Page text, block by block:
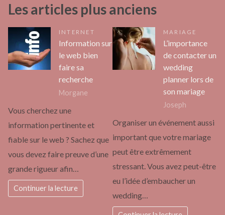
Les articles plus anciens
INTERNET
Information sur
le web bien
faire sa
recherche
Morgane
Vous cherchez une
information pertinente et
fiable sur le web ? Sachez que
vous devez faire preuve d’une
grande rigueur afin…
Continuer la lecture
MARIAGE
L’importance
de contacter un
wedding
planner lors de
son mariage
Joseph
Organiser un événement aussi
important que votre mariage
peut être extrêmement
stressant. Vous avez peut-être
eu l’idée d’embaucher un
wedding…